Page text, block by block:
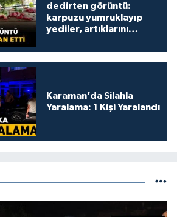
dedirten görüntü:
karpuzu yumruklayıp
yediler, artıklarını
Karaman’da Silahla
Yaralama: 1 Kişi Yaralandı